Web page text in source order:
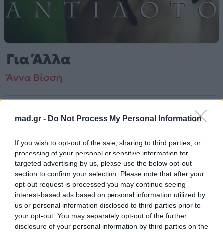
mad.gr - Do Not Process My Personal Information
If you wish to opt-out of the sale, sharing to third parties, or
processing of your personal or sensitive information for
targeted advertising by us, please use the below opt-out
section to confirm your selection. Please note that after your
opt-out request is processed you may continue seeing
interest-based ads based on personal information utilized by
us or personal information disclosed to third parties prior to
your opt-out. You may separately opt-out of the further
disclosure of your personal information by third parties on the
Για Άλλα
Άννα Βίσση
Άννα Βίσση – «Για Άλλα» (1998). Περιλαμβάνεται στο
άλμπουμ «Αντίδοτο». Μουσικά κινείται στο ύφος Rock,
Pop, Folk, World, & Country.
Περισσότερα τραγούδια και πληροφορίες στησελίδα
στο Mad.gr.
Ακούστε το «Για Άλλα» σε Spotify, YouTube και στο